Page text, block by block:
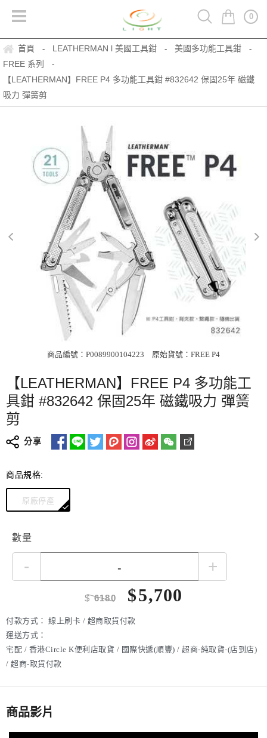
0
首頁 - LEATHERMAN l 美國工具鉗 - 美國多功能工具鉗 -
FREE 系列 -
【LEATHERMAN】FREE P4 多功能工具鉗 #832642 保固25年 磁鐵
吸力 彈簧剪
商品編號：P0089900104223 原始貨號：FREE P4
【LEATHERMAN】FREE P4 多功能工
具鉗 #832642 保固25年 磁鐵吸力 彈簧
剪
分享
商品規格:
原廠停產
數量
- +
$6180 $5,700
付款方式： 線上刷卡 / 超商取貨付款
運送方式：
宅配 / 香港Circle K便利店取貨 / 國際快遞(順豐) / 超商-純取貨-(店到店)
/ 超商-取貨付款
商品影片